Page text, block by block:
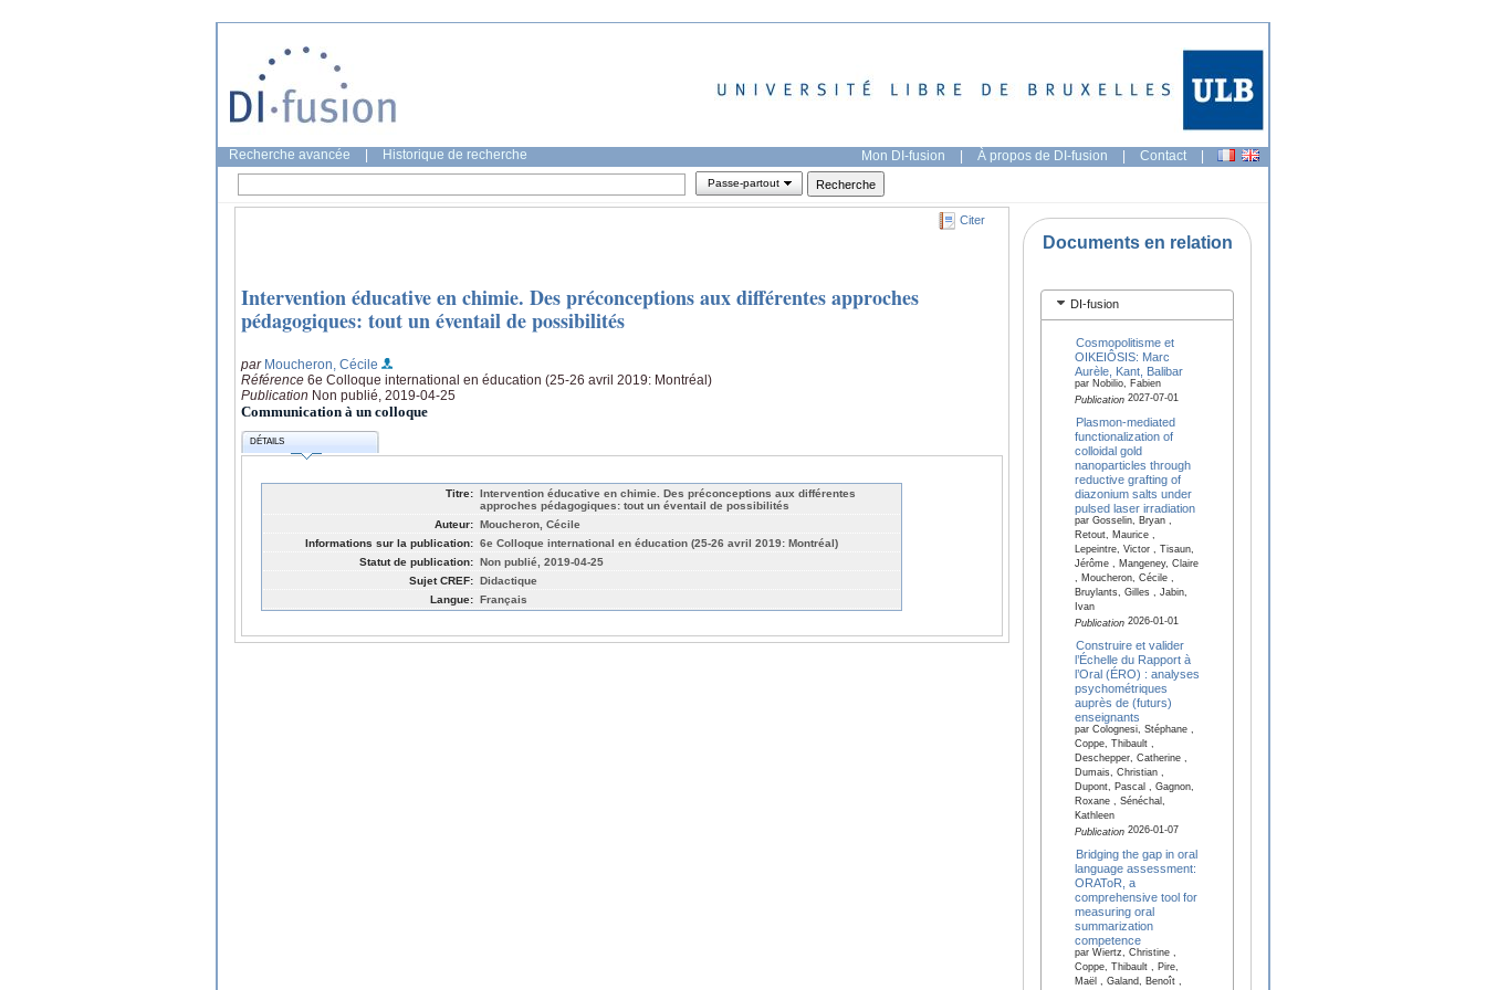
Recherche avancée Historique de recherche Mon DI-fusion | À propos de DI-fusion | Contact |
Passe-partout
Citer
Intervention éducative en chimie. Des préconceptions aux différentes approches
pédagogiques: tout un éventail de possibilités
par Moucheron, Cécile
Référence 6e Colloque international en éducation (25-26 avril 2019: Montréal)
Publication Non publié, 2019-04-25
Communication à un colloque
DÉTAILS
Titre: Intervention éducative en chimie. Des préconceptions aux différentes
approches pédagogiques: tout un éventail de possibilités
Auteur: Moucheron, Cécile
Informations sur la publication: 6e Colloque international en éducation (25-26 avril 2019: Montréal)
Statut de publication: Non publié, 2019-04-25
Sujet CREF: Didactique
Langue: Français
Documents en relation
DI-fusion
Cosmopolitisme et
OIKEIÔSIS: Marc
Aurèle, Kant, Balibar
par Nobilio, Fabien
Publication2027-07-01
Plasmon-mediated
functionalization of
colloidal gold
nanoparticles through
reductive grafting of
diazonium salts under
pulsed laser irradiation
par Gosselin, Bryan ,
Retout, Maurice ,
Lepeintre, Victor , Tisaun,
Jérôme , Mangeney, Claire
, Moucheron, Cécile ,
Bruylants, Gilles , Jabin,
Ivan
Publication2026-01-01
Construire et valider
l’Échelle du Rapport à
l’Oral (ÉRO) : analyses
psychométriques
auprès de (futurs)
enseignants
par Colognesi, Stéphane ,
Coppe, Thibault ,
Deschepper, Catherine ,
Dumais, Christian ,
Dupont, Pascal , Gagnon,
Roxane , Sénéchal,
Kathleen
Publication2026-01-07
Bridging the gap in oral
language assessment:
ORAToR, a
comprehensive tool for
measuring oral
summarization
competence
par Wiertz, Christine ,
Coppe, Thibault , Pire,
Maël , Galand, Benoît ,